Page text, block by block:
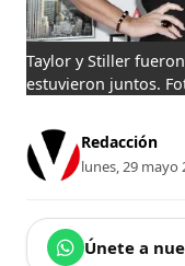
Taylor y Stiller
estuvieron juntos.
Redacción
lunes, 29 mayo
Únete a